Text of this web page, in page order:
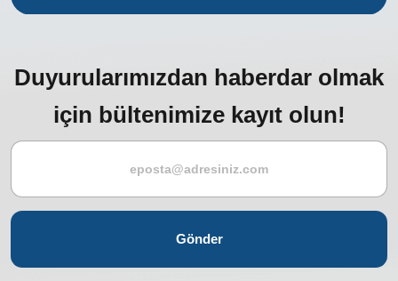
Duyurularımızdan haberdar olmak
için bültenimize kayıt olun!
Gönder